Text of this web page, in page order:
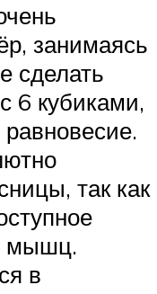
занимаясь
сделать
6 кубиками,
так как
мышц.
в